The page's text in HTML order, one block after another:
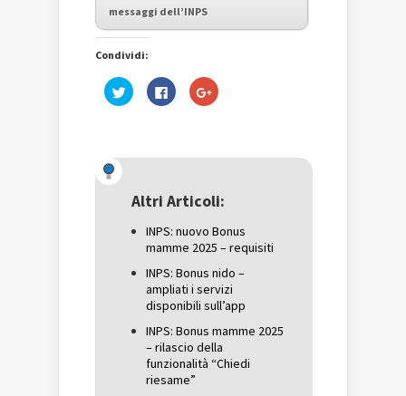
messaggi dell’INPS
Condividi:
Fai
clic
una
nuova
Fai
clic
nuova
finestra)
Fai
clic
una
nuova
Altri Articoli:
INPS: nuovo Bonus
mamme 2025 – requisiti
INPS: Bonus nido –
ampliati i servizi
disponibili sull’app
INPS: Bonus mamme 2025
– rilascio della
funzionalità “Chiedi
riesame”